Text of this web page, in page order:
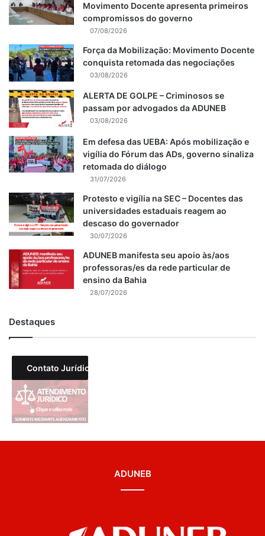
Movimento Docente apresenta primeiros
compromissos do governo
07/08/2026
Força da Mobilização: Movimento Docente
conquista retomada das negociações
03/08/2026
ALERTA DE GOLPE – Criminosos se
passam por advogados da ADUNEB
03/08/2026
Em defesa das UEBA: Após mobilização e
vigília do Fórum das ADs, governo sinaliza
retomada do diálogo
31/07/2026
Protesto e vigília na SEC – Docentes das
universidades estaduais reagem ao
descaso do governador
30/07/2026
ADUNEB manifesta seu apoio às/aos
professoras/es da rede particular de
ensino da Bahia
28/07/2026
Destaques
Contato Jurídico
ADUNEB